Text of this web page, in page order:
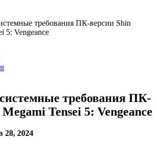
требования ПК-версии Shin
5: Vengeance
требования ПК-
Tensei 5: Vengeance
28, 2024